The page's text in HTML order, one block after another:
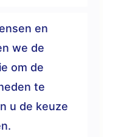
en
we de
om de
te
u de keuze